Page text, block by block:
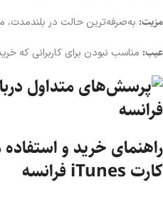
مزیت: به‌صرفه‌ترین حالت در بلندمدت،
عیب: مناسب نبودن برای کاربرانی که
راهنمای خرید و
کارت iTunes فرانسه